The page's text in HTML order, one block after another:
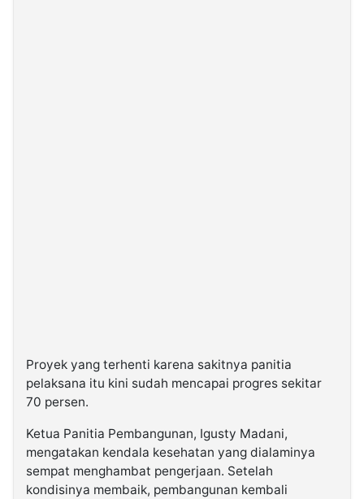
Proyek yang terhenti karena sakitnya panitia
pelaksana itu kini sudah mencapai progres sekitar
70 persen.
Ketua Panitia Pembangunan, Igusty Madani,
mengatakan kendala kesehatan yang dialaminya
sempat menghambat pengerjaan. Setelah
kondisinya membaik, pembangunan kembali